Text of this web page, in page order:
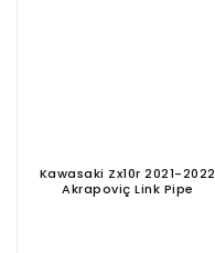
Kawasaki Zx10r 2021-2022
Akrapoviç Link Pipe